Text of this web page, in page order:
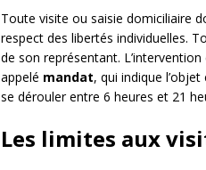
Toute visite ou saisie domiciliaire
respect des libertés individuelles.
de son représentant.
appelé mandat, qui indique
se dérouler entre 6 heures et 21
Les limites aux